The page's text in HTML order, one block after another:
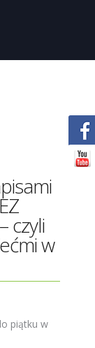
czyli
w
piątku w